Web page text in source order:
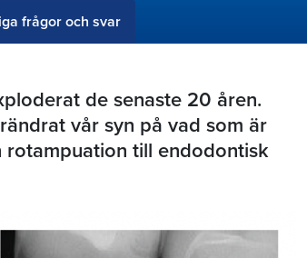
frågor och svar
de senaste 20 åren.
vår syn på vad som är
till endodontisk